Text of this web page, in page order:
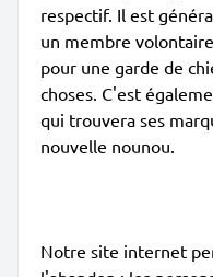
respectif. Il est
un membre
pour une garde de
choses. C'est
qui trouvera ses
nouvelle nounou.
Notre site internet